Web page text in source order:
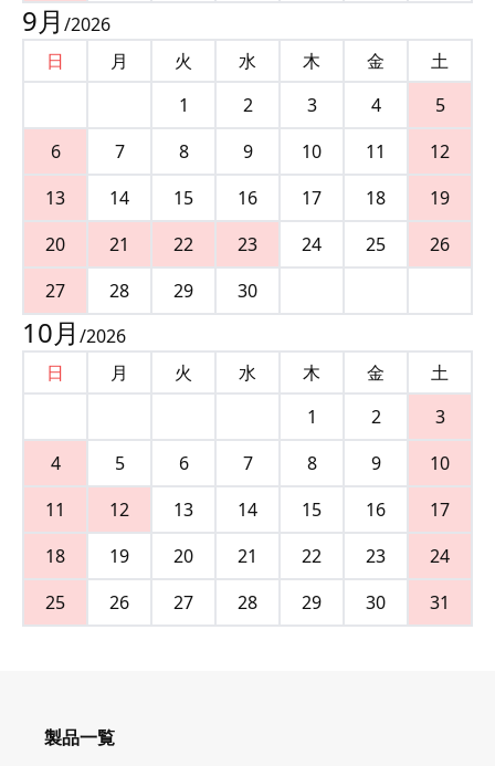
9月 /2026
日
月 火 水 木 金
土
1
2 3 4
5
6
7 8 9 10 11
12
13
14 15 16 17 18
19
20
21 22 23 24 25
26
27
28 29 30
10月 /2026
日
月 火 水 木 金
土
1
2
3
4
5 6 7 8 9
10
11
12 13 14 15 16
17
18
19 20 21 22 23
24
25
26 27 28 29 30 31
製品一覧